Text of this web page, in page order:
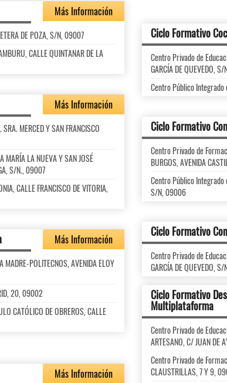
Más Información
DE POZA, S/N, 09007
CALLE QUINTANAR DE LA
Ciclo Formativo
Centro Privado de
GARCÍA DE QUEVEDO,
Centro Público Integrado
Más Información
MERCED Y SAN FRANCISCO
LA NUEVA Y SAN JOSÉ
S/N., 09007
CALLE FRANCISCO DE VITORIA,
Ciclo Formativo
Centro Privado de
BURGOS, AVENIDA
Centro Público Integrado
S/N, 09006
Ciclo Formativo
Centro Privado de
GARCÍA DE QUEVEDO,
Más Información
POLITECNOS, AVENIDA ELOY
20, 09002
CATÓLICO DE OBREROS, CALLE
Ciclo Formativo
Multiplataforma
Centro Privado de
ARTESANO, C/ JUAN DE
Centro Privado de
CLAUSTRILLAS, 7 Y 9,
Más Información